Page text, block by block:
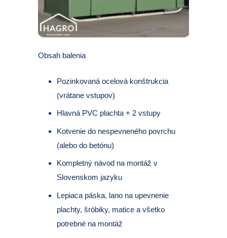
Obsah balenia
Pozinkovaná ocelová konštrukcia
(vrátane vstupov)
Hlavná PVC plachta + 2 vstupy
Kotvenie do nespevneného povrchu
(alebo do betónu)
Kompletný návod na montáž v
Slovenskom jazyku
Lepiaca páska, lano na upevnenie
plachty, šróbiky, matice a všetko
potrebné na montáž